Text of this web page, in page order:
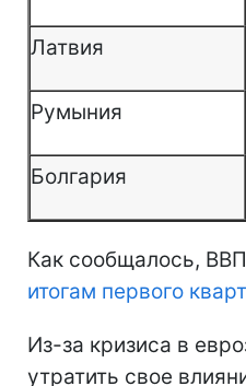
Латвия
Румыния
Болгария
Как сообщалось,
итогам первого
Из-за кризиса в
утратить свое